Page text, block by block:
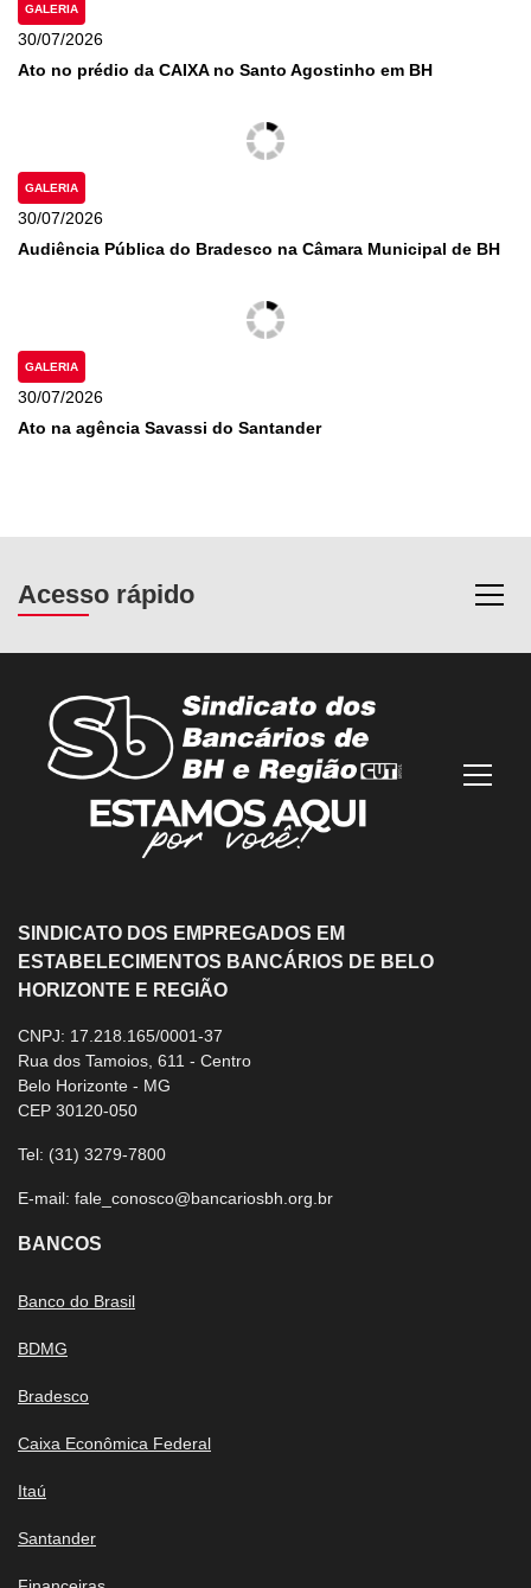
GALERIA
30/07/2026
Ato no prédio da CAIXA no Santo Agostinho em BH
GALERIA
30/07/2026
Audiência Pública do Bradesco na Câmara Municipal de BH
GALERIA
30/07/2026
Ato na agência Savassi do Santander
Acesso rápido
SINDICATO DOS EMPREGADOS EM
ESTABELECIMENTOS BANCÁRIOS DE BELO
HORIZONTE E REGIÃO
CNPJ: 17.218.165/0001-37
Rua dos Tamoios, 611 - Centro
Belo Horizonte - MG
CEP 30120-050
Tel: (31) 3279-7800
E-mail: fale_conosco@bancariosbh.org.br
BANCOS
Banco do Brasil
BDMG
Bradesco
Caixa Econômica Federal
Itaú
Santander